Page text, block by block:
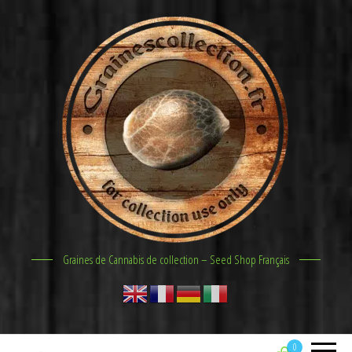
Graines de Cannabis de collection – Seed Shop Français
0